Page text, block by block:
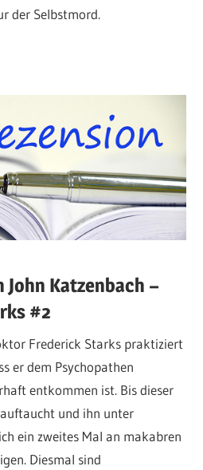
der Selbstmord.
Katzenbach –
#2
Frederick Starks praktiziert
er dem Psychopathen
entkommen ist. Bis dieser
und ihn unter
ein zweites Mal an makabren
Diesmal sind